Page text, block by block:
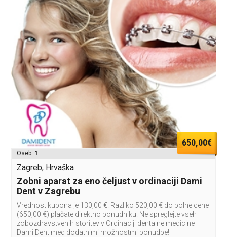
650,00€
Oseb: 1
Zagreb, Hrvaška
Zobni aparat za eno čeljust v ordinaciji Dami
Dent v Zagrebu
Vrednost kupona je 130,00 €. Razliko 520,00 € do polne cene
(650,00 €) plačate direktno ponudniku. Ne spreglejte vseh
zobozdravstvenih storitev v Ordinaciji dentalne medicine
Dami Dent med dodatnimi možnostmi ponudbe!